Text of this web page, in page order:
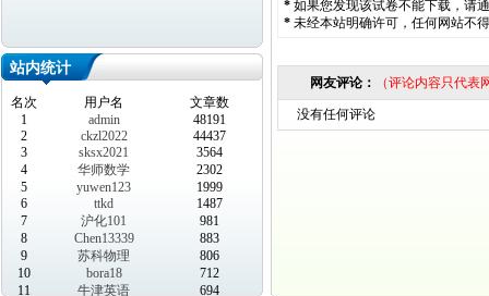
站内统计
名次 用户名
文章数
1
admin
48191
2
ckzl2022
44437
3
sksx2021
3564
4
华师数学
2302
5
yuwen123
1999
6
ttkd
1487
7
沪化101
981
8
Chen13339
883
9
苏科物理
806
10
bora18
712
11
牛津英语
694
* 如果您发现该试卷不能下载，请
* 未经本站明确许可，任何网站不
网友评论： （评论内容只代
没有任何评论